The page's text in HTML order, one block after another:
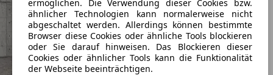
ermöglichen. Die Verwendung dieser Cookies bzw.
ähnlicher Technologien kann normalerweise nicht
abgeschaltet werden. Allerdings können bestimmte
Browser diese Cookies oder ähnliche Tools blockieren
oder Sie darauf hinweisen. Das Blockieren dieser
Cookies oder ähnlicher Tools kann die Funktionalität
der Webseite beeinträchtigen.